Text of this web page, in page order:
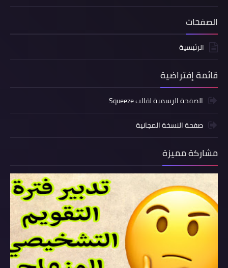
الصفحات
الرئيسية
قائمة إفتراضية
الصفحة الرسمية لقالب Squeeze
صفحة النسخة المجانية
مشاركة مميزة